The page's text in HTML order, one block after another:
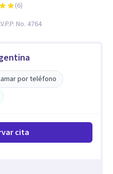
(6)
No. 4764
por teléfono
cita